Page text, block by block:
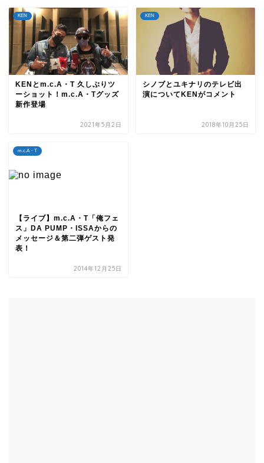
KEN
KENとm.c.A・T 久しぶりツ
ーショット！m.c.A・Tグッズ
新作登場
2021年5月2日
KEN
シノブとユキナリのテレビ出
演についてKENがコメント
2018年10月25日
m.c.A・T
【ライブ】m.c.A・T「俺フェ
ス」DA PUMP・ISSAからの
メッセージ＆第二弾ゲスト発
表！
2014年12月25日